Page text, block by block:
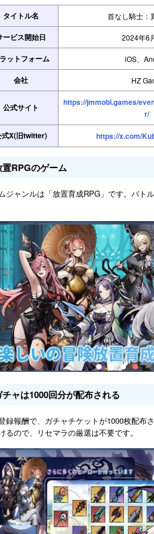
タイトル名 首なし騎士：
ービス開始日 2024年6
ットフォーム iOS、
会社 HZ
公式サイト
https://jmmobi.games/
r/
式X(旧twitter)
https://x.com/
置RPGのゲーム
ジャンルは「放置育成RPG」です。バト
チャは1000回分が配布される
録報酬で、ガチャチケットが1000枚配布
るので、リセマラの厳選は不要です。